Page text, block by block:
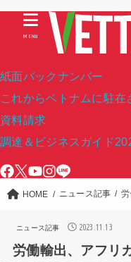
紙面バックナンバー
これからベトナムに駐在
資料請求
調達＆ビジネスガイド
MENU
HOME ニュース記事
ニュース記事 2023.11.13
労働輸出、アフリ